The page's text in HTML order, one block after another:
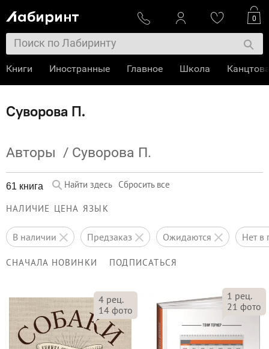
Суворова П.
Авторы / Суворова П.
61 книга Найти здесь Сбросить все
НАЛИЧИЕ ЦЕНА ЯЗЫК
в наличии предзаказ ожидаются нет
СНАЧАЛА НОВИНКИ ПОДПИСАТЬСЯ
4 рец.
14 фото
1 рец.
21 фото
0
Книги Иностранные Главное Школа